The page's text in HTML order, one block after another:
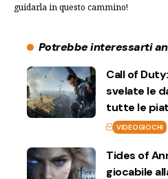
guidarla in questo cammino!
Potrebbe interessarti
Call of
svelate le
tutte le
VIDEOGIOCHI
Tides of
giocabile